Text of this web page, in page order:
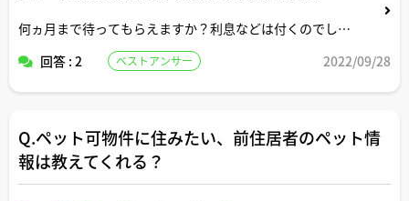
何ヵ月まで待ってもらえますか？利息などは付くのでしょ
回答 : 2
ベストアンサー 2022/09/28
Q.ペット可物件に住みたい、前住居者のペット情
報は教えてくれる？